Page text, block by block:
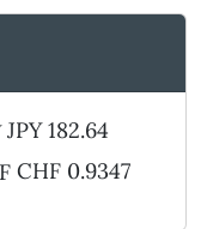
JPY 182.64
CHF 0.9347